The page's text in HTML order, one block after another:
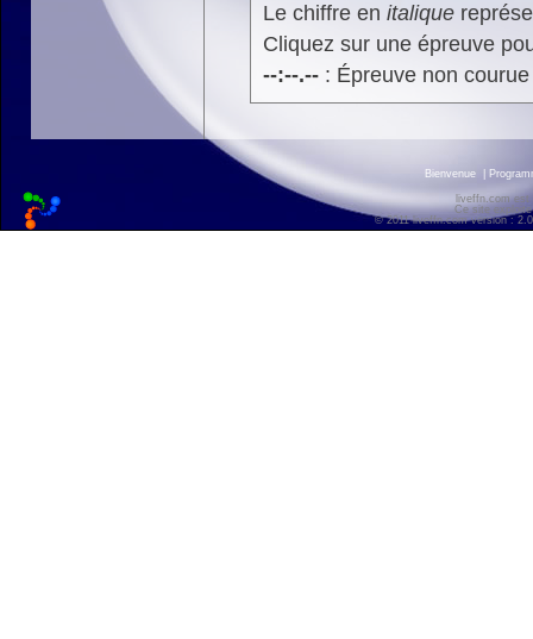
Le chiffre en italique
Cliquez sur une épreuve
--:--.--: Épreuve non
Bienvenue
liveffn.com est
Ce site
© 2011 liveffn.com version :